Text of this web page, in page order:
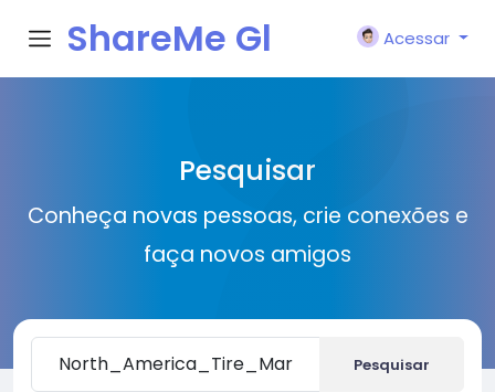
ShareMe Gl
Acessar
Pesquisar
Conheça novas pessoas, crie conexões e
faça novos amigos
Pesquisar